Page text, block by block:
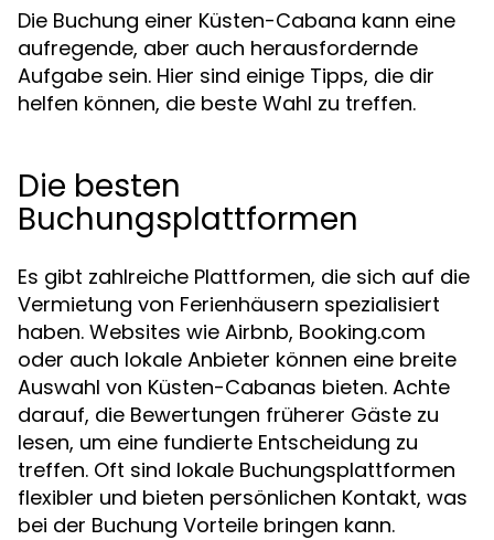
Die Buchung einer Küsten-Cabana kann eine
aufregende, aber auch herausfordernde
Aufgabe sein. Hier sind einige Tipps, die dir
helfen können, die beste Wahl zu treffen.
Die besten
Buchungsplattformen
Es gibt zahlreiche Plattformen, die sich auf die
Vermietung von Ferienhäusern spezialisiert
haben. Websites wie Airbnb, Booking.com
oder auch lokale Anbieter können eine breite
Auswahl von Küsten-Cabanas bieten. Achte
darauf, die Bewertungen früherer Gäste zu
lesen, um eine fundierte Entscheidung zu
treffen. Oft sind lokale Buchungsplattformen
flexibler und bieten persönlichen Kontakt, was
bei der Buchung Vorteile bringen kann.